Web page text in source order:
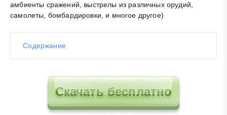
амбиенты сражений, выстрелы из различных орудий,
самолеты, бомбардировки, и многое другое)
Содержание
Скачать бесплатно